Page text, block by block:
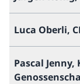
Luca Oberli,
Pascal